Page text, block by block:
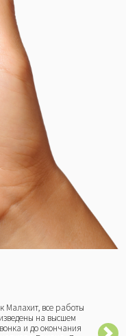
Малахит, все работы
на высшем
и до окончания